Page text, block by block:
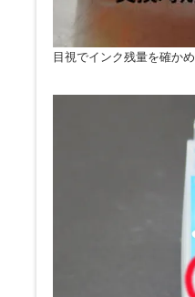
目視でインク残量を確かめ